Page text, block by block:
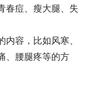
春痘、瘦大腿、失
容，比如风寒、
、腰腿疼等的方